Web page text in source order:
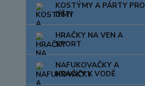
KOSTÝMY A PÁRTY PRO
DĚTI
HRAČKY NA VEN A
SPORT
NAFUKOVAČKY A
HRAČKY K VODĚ